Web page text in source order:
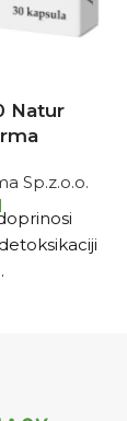
Natur
Sp.z.o.o.